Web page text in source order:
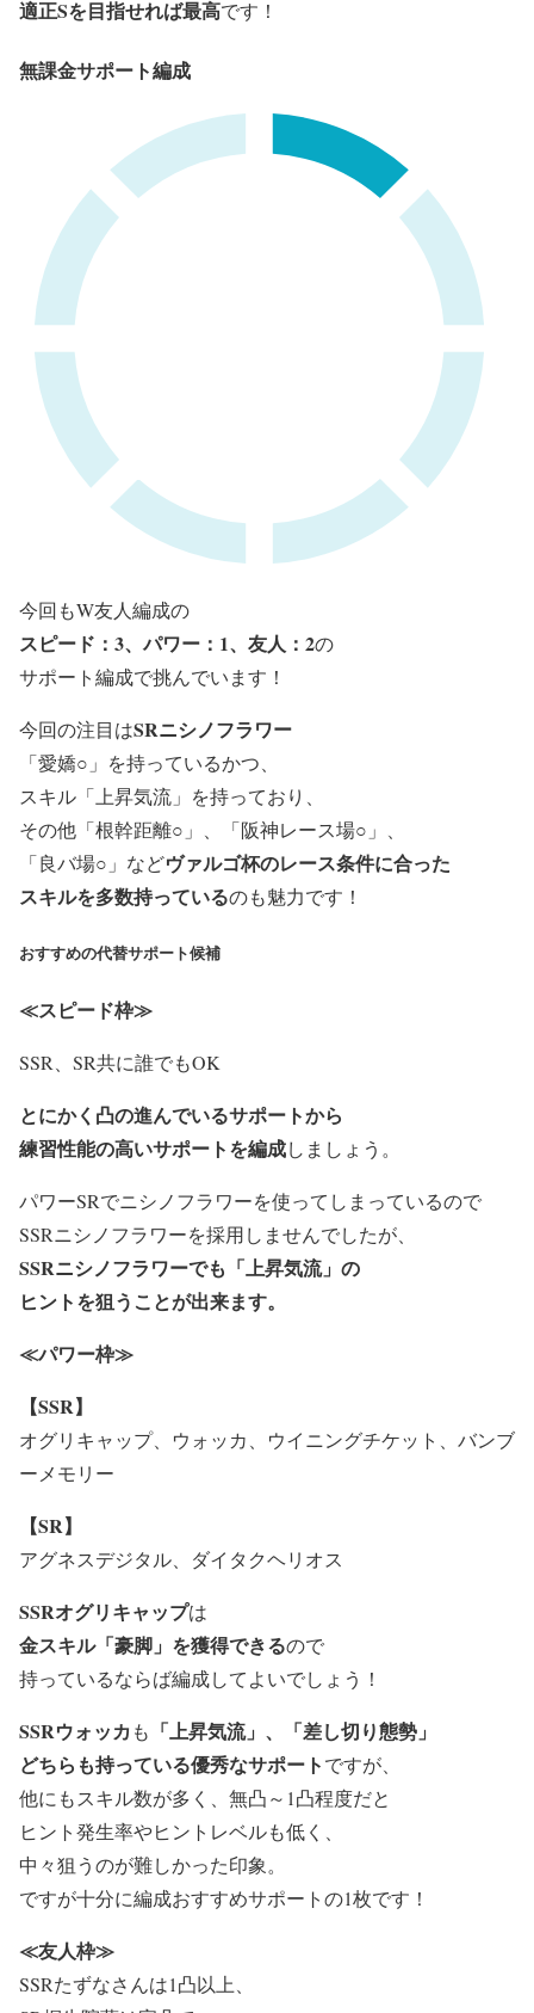
適正Sを目指せれば最高です！
無課金サポート編成
今回もW友人編成の
スピード：3、パワー：1、友人：2の
サポート編成で挑んでいます！
今回の注目はSRニシノフラワー
「愛嬌○」を持っているかつ、
スキル「上昇気流」 を持っており、
その他「根幹距離○」、「阪神レース場○」、
「良バ場○」などヴァルゴ杯のレース条件に合った
スキルを多数持っているのも魅力です！
おすすめの代替サポート候補
≪スピード枠≫
SSR、SR共に誰でもOK
とにかく凸の進んでいるサポートから
練習性能の高いサポートを編成しましょう。
パワーSRでニシノフラワーを使ってしまっているので
SSRニシノフラワーを採用しませんでしたが、
SSRニシノフラワーでも「上昇気流」の
ヒントを狙うことが出来ます。
≪パワー枠≫
【SSR】
オグリキャップ、 ウォッカ 、ウイニングチケット、バンブ
ーメモリー
【SR】
アグネスデジタル、ダイタクヘリオス
SSRオグリキャップは
金スキル「豪脚」を獲得できるので
持っているならば編成してよいでしょう！
SSRウォッカ も 「上昇気流」、「差し切り態勢」
どちらも持っている優秀なサポートですが、
他にもスキル数が多く、無凸～1凸程度だと
ヒント発生率やヒントレベルも低く、
中々狙うのが難しかった印象。
ですが十分に編成おすすめサポートの1枚です！
≪友人枠≫
SSRたずなさんは1凸以上、